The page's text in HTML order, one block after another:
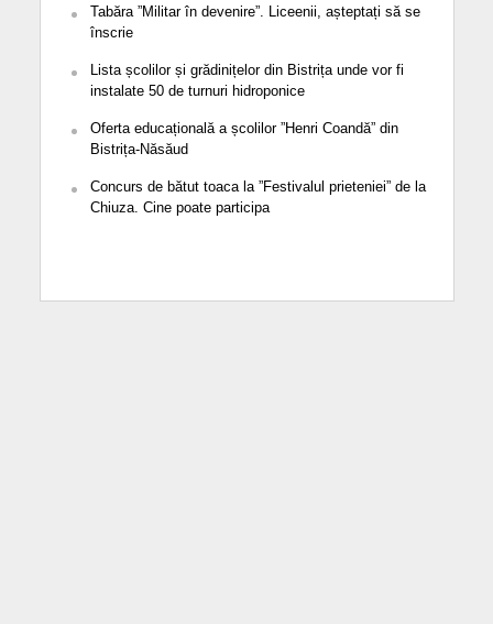
Tabăra ”Militar în devenire”. Liceenii, așteptați să se
înscrie
Lista școlilor și grădinițelor din Bistrița unde vor fi
instalate 50 de turnuri hidroponice
Oferta educațională a școlilor ”Henri Coandă” din
Bistrița-Năsăud
Concurs de bătut toaca la ”Festivalul prieteniei” de la
Chiuza. Cine poate participa